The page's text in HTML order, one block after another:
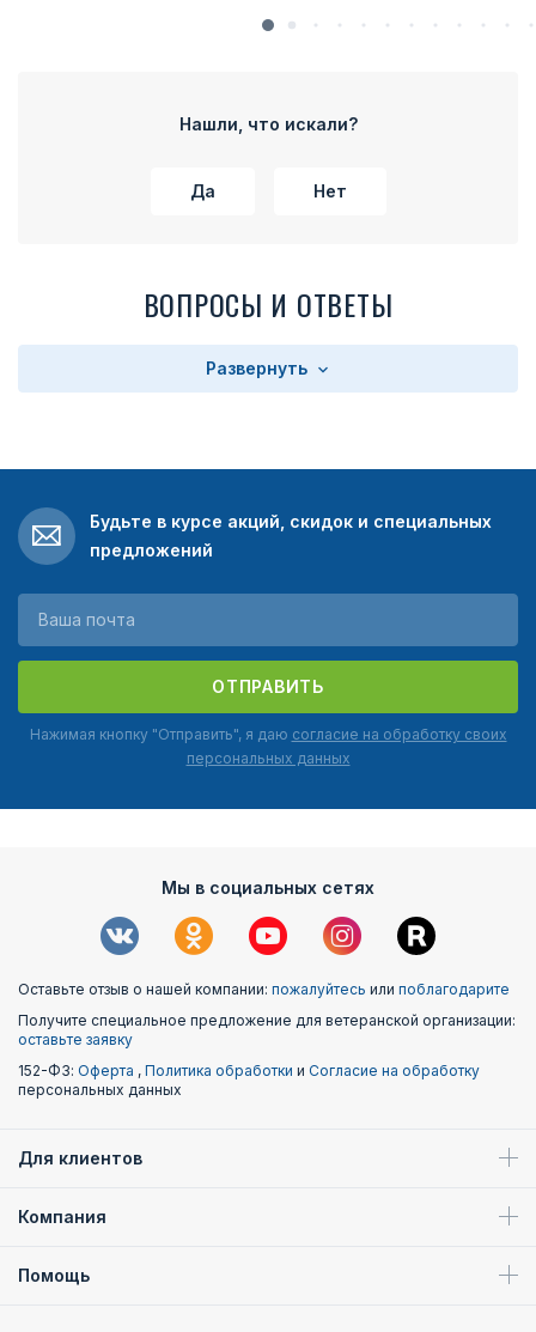
Нашли, что искали?
Да Нет
ВОПРОСЫ И ОТВЕТЫ
Развернуть
Будьте в курсе акций, скидок и специальных
предложений
ОТПРАВИТЬ
Нажимая кнопку "Отправить", я даю согласие на обработку своих
персональных данных
Мы в социальных сетях
Оставьте отзыв о нашей компании: пожалуйтесь или поблагодарите
Получите специальное предложение для ветеранской организации:
оставьте заявку
152-ФЗ: Оферта , Политика обработки и Согласие на обработку
персональных данных
Для клиентов
Компания
Помощь